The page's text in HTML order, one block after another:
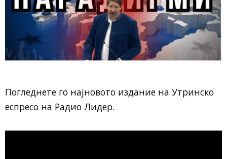
Погледнете го најновото издание на Утринско
еспресо на Радио Лидер.